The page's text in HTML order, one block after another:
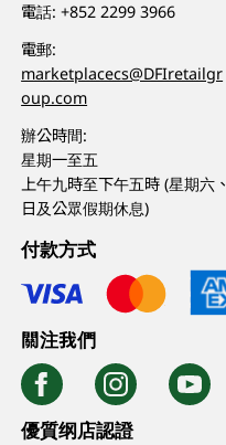
電話:+852 2299 3966
電郵:
marketplacecs@DFIretailgr
oup.com
辦公時間:
星期一至五
上午九時至下午五時 (星期六、
日及公眾假期休息)
付款方式
關注我們
優質纲店認證